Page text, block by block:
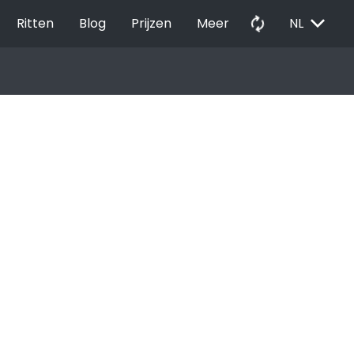
Ritten Blog Prijzen Meer autorenew NL EXPAND_MORE